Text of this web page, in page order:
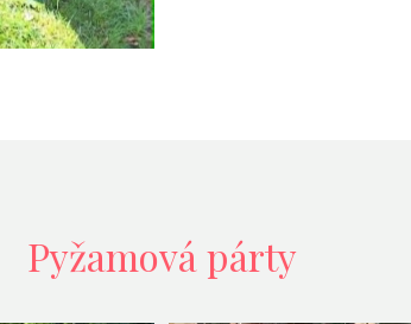
Pyžamová párty